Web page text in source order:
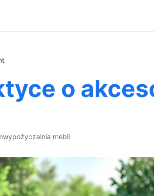
o
wypożyczalnia mebli